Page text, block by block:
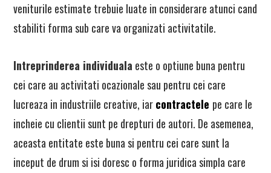
veniturile estimate trebuie luate in considerare atunci cand
stabiliti forma sub care va organizati activitatile.
Intreprinderea individuala este o optiune buna pentru
cei care au activitati ocazionale sau pentru cei care
lucreaza in industriile creative, iarcontractele pe care le
incheie cu clientii sunt pe drepturi de autori. De asemenea,
aceasta entitate este buna si pentru cei care sunt la
inceput de drum si isi doresc o forma juridica simpla care